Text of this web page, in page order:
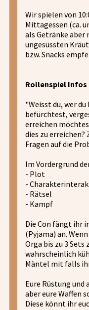
Wir spielen von
Mittagessen (ca.
als Getränke aber
ungesüssten
bzw. Snacks
Rollenspiel Infos
"Weisst du, wer du
befürchtest,
erreichen
dies zu
Fragen auf die
Im Vordergrund
- Plot
-
- Rätsel
- Kampf
Die Con fängt ihr
(Pyjama) an.
Orga bis zu 3 Sets
wahrscheinlich
Mäntel mit falls
Eure Rüstung und
aber eure Waffen
Diese könnt ihr